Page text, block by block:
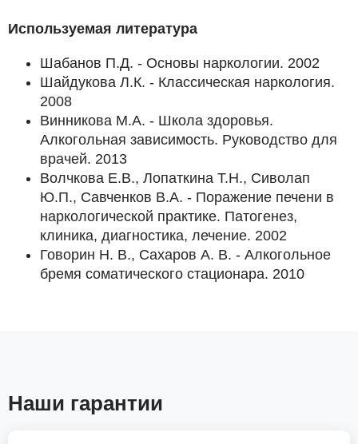
Используемая литература
Шабанов П.Д. - Основы наркологии. 2002
Шайдукова Л.К. - Классическая наркология.
2008
Винникова М.А. - Школа здоровья.
Алкогольная зависимость. Руководство для
врачей. 2013
Волчкова Е.В., Лопаткина Т.Н., Сиволап
Ю.П., Савченков В.А. - Поражение печени в
наркологической практике. Патогенез,
клиника, диагностика, лечение. 2002
Говорин Н. В., Сахаров А. В. - Алкогольное
бремя соматического стационара. 2010
Наши гарантии